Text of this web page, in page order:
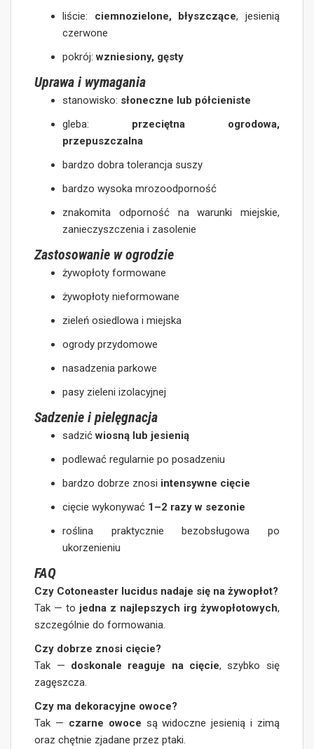
liście: ciemnozielone, błyszczące, jesienią
czerwone
pokrój:wzniesiony, gęsty
Uprawa i wymagania
stanowisko: słoneczne lub półcieniste
gleba: przeciętna ogrodowa,
przepuszczalna
bardzo dobra tolerancja suszy
bardzo wysoka mrozoodporność
znakomita odporność na warunki miejskie,
zanieczyszczenia i zasolenie
Zastosowanie w ogrodzie
żywopłoty formowane
żywopłoty nieformowane
zieleń osiedlowa i miejska
ogrody przydomowe
nasadzenia parkowe
pasy zieleni izolacyjnej
Sadzenie i pielęgnacja
sadzićwiosną lub jesienią
podlewać regularnie po posadzeniu
bardzo dobrze znosi intensywne cięcie
cięcie wykonywać 1–2 razy w sezonie
roślina praktycznie bezobsługowa po
ukorzenieniu
FAQ
Czy Cotoneaster lucidus nadaje się na żywopłot?
Tak — to jedna z najlepszych irg żywopłotowych,
szczególnie do formowania.
Czy dobrze znosi cięcie?
Tak — doskonale reaguje na cięcie, szybko się
zagęszcza.
Czy ma dekoracyjne owoce?
Tak — czarne owoce są widoczne jesienią i zimą
oraz chętnie zjadane przez ptaki.